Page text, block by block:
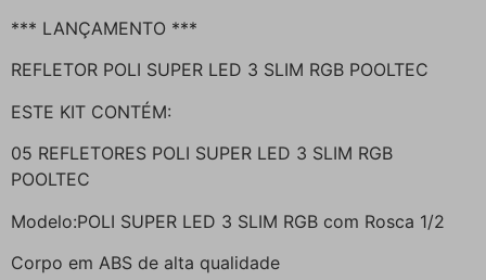
*** LANÇAMENTO ***
REFLETOR POLI SUPER LED 3 SLIM RGB POOLTEC
ESTE KIT CONTÉM:
05 REFLETORES POLI SUPER LED 3 SLIM RGB
POOLTEC
Modelo:POLI SUPER LED 3 SLIM RGB com Rosca 1/2
Corpo em ABS de alta qualidade